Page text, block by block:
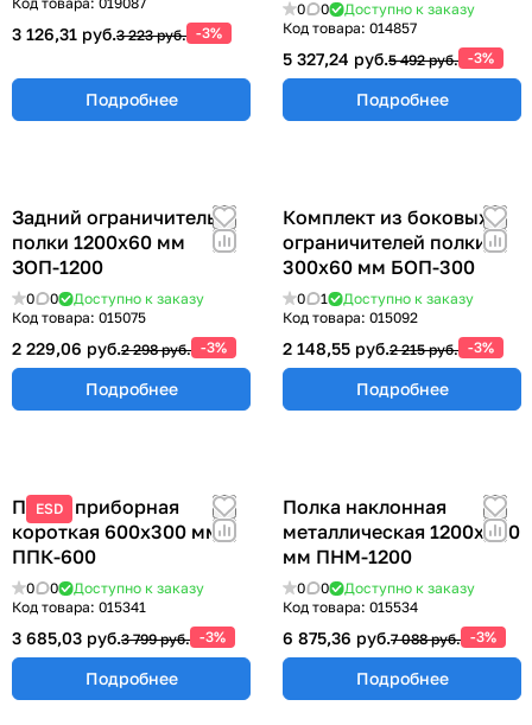
3 126,31 руб.3 223 руб. -3%
Подробнее
0 0
Доступно к заказу
Код товара: 014857
5 327,24 руб.5 492 руб. -3%
Подробнее
Задний ограничитель
полки 1200х60 мм
ЗОП-1200
0 0
Доступно к заказу
Код товара: 015075
2 229,06 руб.2 298 руб. -3%
Подробнее
Комплект из боковых
ограничителей полки
300х60 мм БОП-300
0 1
Доступно к заказу
Код товара: 015092
2 148,55 руб.2 215 руб. -3%
Подробнее
ESD
Полка приборная
короткая 600х300 мм
ППК-600
0 0
Доступно к заказу
Код товара: 015341
3 685,03 руб.3 799 руб. -3%
Подробнее
Полка наклонная
металлическая 1200х300
мм ПНМ-1200
0 0
Доступно к заказу
Код товара: 015534
6 875,36 руб.7 088 руб. -3%
Подробнее